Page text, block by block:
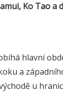
Ko Tao a
hlavní
a
u